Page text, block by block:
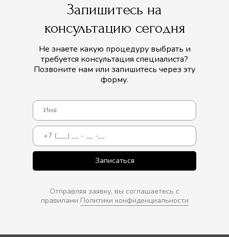
Запишитесь на
консультацию сегодня
Не знаете какую процедуру выбрать и
требуется консультация специалиста?
Позвоните нам или запишитесь через эту
форму.
Записаться
Отправляя заявку, вы соглашаетесь с
правилами Политики конфиденциальности